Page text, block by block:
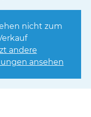
nicht zum
andere
ansehen